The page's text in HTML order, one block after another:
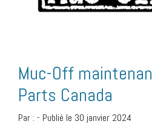
Muc-Off
Parts Canada
Par : - Publié le 30 janvier 2024